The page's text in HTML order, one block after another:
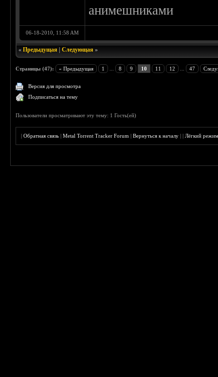
анимешниками
06-18-2010, 11:58 AM
«Предыдущая |Следующая »
Страницы (47): « Предыдущая 1 8 9 10 11 12 47
Версия для просмотра
Подписаться на тему
Пользователи просматривают эту тему: 1 Гость(ей)
|Обратная связь |Metal Torrent Tracker Forum |Вернуться к началу ||Лёгкий